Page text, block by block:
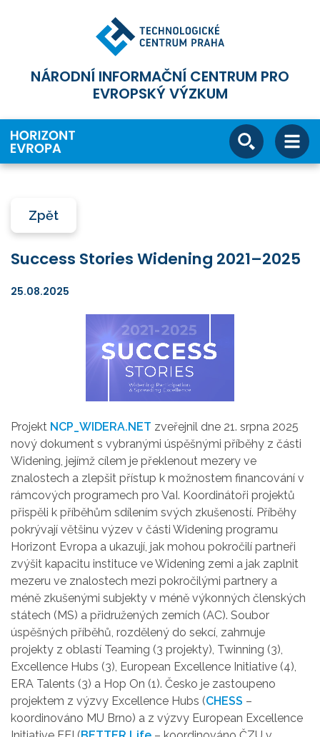
NÁRODNÍ INFORMAČNÍ CENTRUM PRO
EVROPSKÝ VÝZKUM
Zpět
Success Stories Widening 2021–2025
25.08.2025
Projekt NCP_WIDERA.NET zveřejnil dne 21. srpna 2025
nový dokument s vybranými úspěšnými příběhy z části
Widening, jejímž cílem je překlenout mezery ve
znalostech a zlepšit přístup k možnostem financování v
rámcových programech pro VaI. Koordinátoři projektů
přispěli k příběhům sdílením svých zkušeností. Příběhy
pokrývají většinu výzev v části Widening programu
Horizont Evropa a ukazují, jak mohou pokročilí partneři
zvýšit kapacitu instituce ve Widening zemi a jak zaplnit
mezeru ve znalostech mezi pokročilými partnery a
méně zkušenými subjekty v méně výkonných členských
státech (MS) a přidružených zemích (AC). Soubor
úspěšných příběhů, rozdělený do sekcí, zahrnuje
projekty z oblastí Teaming (3 projekty), Twinning (3),
Excellence Hubs (3), European Excellence Initiative (4),
ERA Talents (3) a Hop On (1). Česko je zastoupeno
projektem z výzvy Excellence Hubs (CHESS –
koordinováno MU Brno) a z výzvy European Excellence